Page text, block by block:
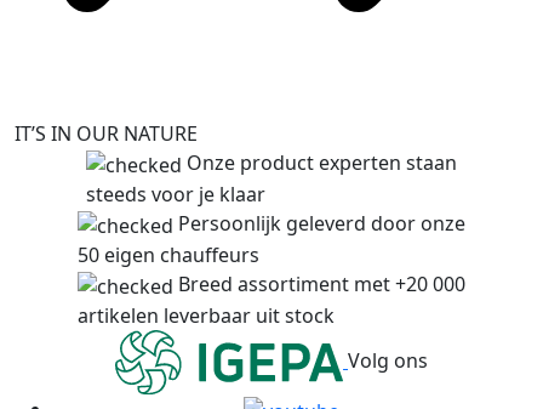
IT’S IN OUR NATURE
Onze product experten staan
steeds voor je klaar
Persoonlijk geleverd door onze
50 eigen chauffeurs
Breed assortiment met +20 000
artikelen leverbaar uit stock
Volg ons